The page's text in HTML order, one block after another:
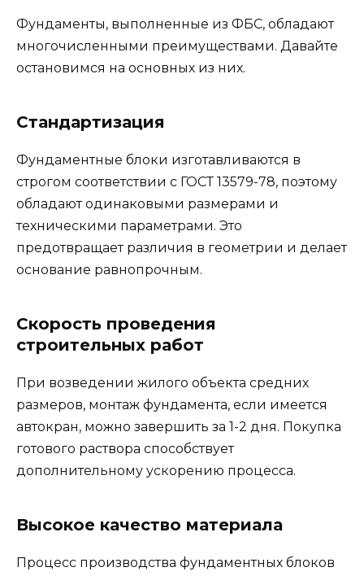
Фундаменты, выполненные из ФБС, обладают
многочисленными преимуществами. Давайте
остановимся на основных из них.
Стандартизация
Фундаментные блоки изготавливаются в
строгом соответствии с ГОСТ 13579-78, поэтому
обладают одинаковыми размерами и
техническими параметрами. Это
предотвращает различия в геометрии и делает
основание равнопрочным.
Скорость проведения
строительных работ
При возведении жилого объекта средних
размеров, монтаж фундамента, если имеется
автокран, можно завершить за 1-2 дня. Покупка
готового раствора способствует
дополнительному ускорению процесса.
Высокое качество материала
Процесс производства фундаментных блоков